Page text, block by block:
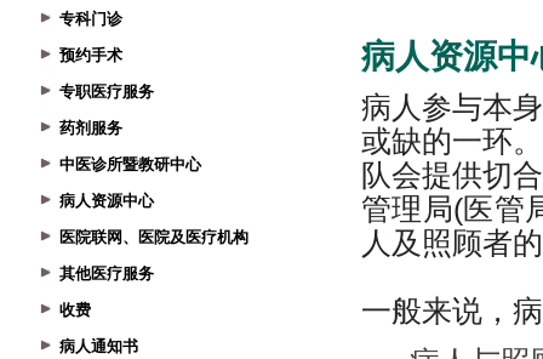
专科门诊
预约手术
专职医疗服务
药剂服务
中医诊所暨教研中心
病人资源中心
医院联网、医院及医疗机构
其他医疗服务
收费
病人通知书